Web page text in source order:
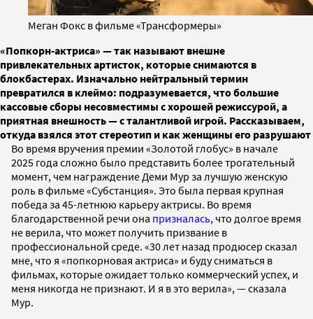
Меган Фокс в фильме «Трансформеры»
«Попкорн-актриса» — так называют внешне
привлекательных артисток, которые снимаются в
блокбастерах. Изначально нейтральный термин
превратился в клеймо: подразумевается, что большие
кассовые сборы несовместимы с хорошей режиссурой, а
приятная внешность — с талантливой игрой. Рассказываем,
откуда взялся этот стереотип и как женщины его разрушают
Во время вручения премии «Золотой глобус» в начале
2025 года сложно было представить более трогательный
момент, чем награждение Деми Мур за лучшую женскую
роль в фильме «Субстанция». Это была первая крупная
победа за 45-летнюю карьеру актрисы. Во время
благодарственной речи она призналась, что долгое время
не верила, что может получить призвание в
профессиональной среде. «30 лет назад продюсер сказал
мне, что я «попкорновая актриса» и буду сниматься в
фильмах, которые ожидает только коммерческий успех, и
меня никогда не признают. И я в это верила», — сказала
Мур.